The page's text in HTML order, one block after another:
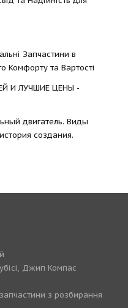
Запчастини в
Комфорту та Вартості
И ЛУЧШИЕ ЦЕНЫ -
двигатель. Виды
создания.
Джип Компас
з розбирання